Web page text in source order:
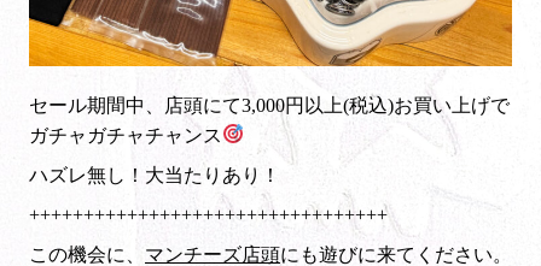
セール期間中、店頭にて3,000円以上(税込)お買い上げで
ガチャガチャチャンス
ハズレ無し！大当たりあり！
+++++++++++++++++++++++++++++++++
この機会に、 マンチーズ店頭にも遊びに来てください。